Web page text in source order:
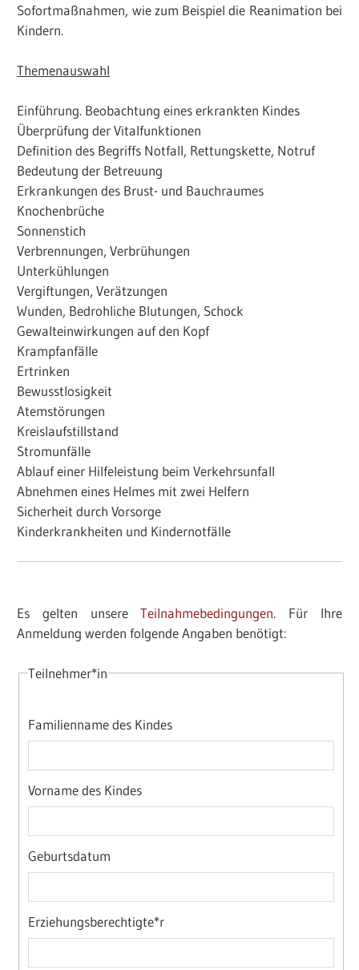
Sofortmaßnahmen, wie zum Beispiel die Reanimation bei
Kindern.
Themenauswahl
Einführung. Beobachtung eines erkrankten Kindes
Überprüfung der Vitalfunktionen
Definition des Begriffs Notfall, Rettungskette, Notruf
Bedeutung der Betreuung
Erkrankungen des Brust- und Bauchraumes
Knochenbrüche
Sonnenstich
Verbrennungen, Verbrühungen
Unterkühlungen
Vergiftungen, Verätzungen
Wunden, Bedrohliche Blutungen, Schock
Gewalteinwirkungen auf den Kopf
Krampfanfälle
Ertrinken
Bewusstlosigkeit
Atemstörungen
Kreislaufstillstand
Stromunfälle
Ablauf einer Hilfeleistung beim Verkehrsunfall
Abnehmen eines Helmes mit zwei Helfern
Sicherheit durch Vorsorge
Kinderkrankheiten und Kindernotfälle
Es gelten unsereTeilnahmebedingungen. Für Ihre
Anmeldung werden folgende Angaben benötigt:
Teilnehmer*in
Familienname des Kindes
Vorname des Kindes
Geburtsdatum
Erziehungsberechtigte*r